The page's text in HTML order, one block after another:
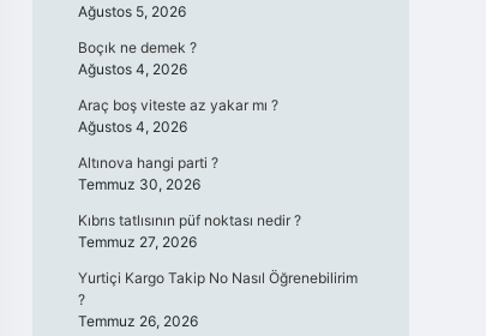
Ağustos 5, 2026
Boçık ne demek ?
Ağustos 4, 2026
Araç boş viteste az yakar mı ?
Ağustos 4, 2026
Altınova hangi parti ?
Temmuz 30, 2026
Kıbrıs tatlısının püf noktası nedir ?
Temmuz 27, 2026
Yurtiçi Kargo Takip No Nasıl Öğrenebilirim
?
Temmuz 26, 2026